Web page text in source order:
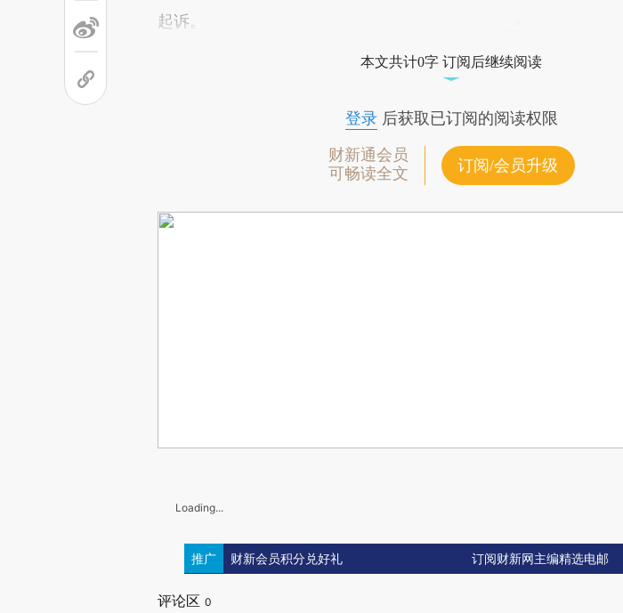
起诉。
本文共计0字 订阅后继续阅读
登录后获取已订阅的阅读权限
财新通会员
可畅读全文
订阅/会员升级
Loading...
推广 财新会员积分兑好礼 订阅财新网主编精选电邮
评论区 0